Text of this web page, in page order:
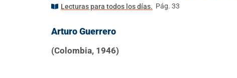
Lecturas para todos los días. Pág. 33
Arturo Guerrero
(Colombia, 1946)